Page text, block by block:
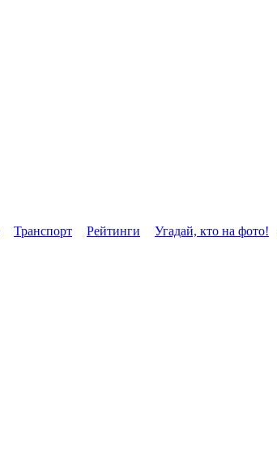
Транспорт Рейтинги Угадай, кто на фото!